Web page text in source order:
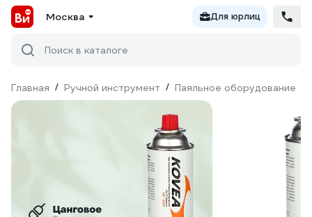
Москва Для юрлиц
Поиск в каталоге
Главная / Ручной инструмент / Паяльное оборудование